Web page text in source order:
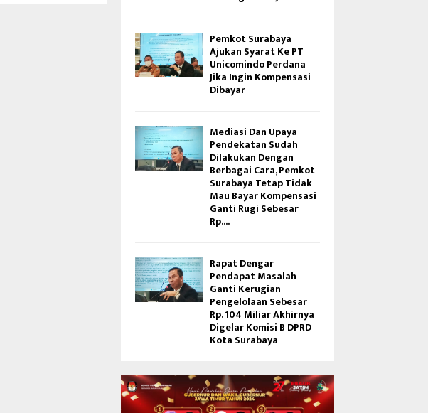
Pemkot Surabaya
Ajukan Syarat Ke PT
Unicomindo Perdana
Jika Ingin Kompensasi
Dibayar
Mediasi Dan Upaya
Pendekatan Sudah
Dilakukan Dengan
Berbagai Cara, Pemkot
Surabaya Tetap Tidak
Mau Bayar Kompensasi
Ganti Rugi Sebesar
Rp....
Rapat Dengar
Pendapat Masalah
Ganti Kerugian
Pengelolaan Sebesar
Rp. 104 Miliar Akhirnya
Digelar Komisi B DPRD
Kota Surabaya